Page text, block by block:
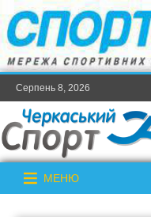
Серпень 8, 2026
МЕНЮ